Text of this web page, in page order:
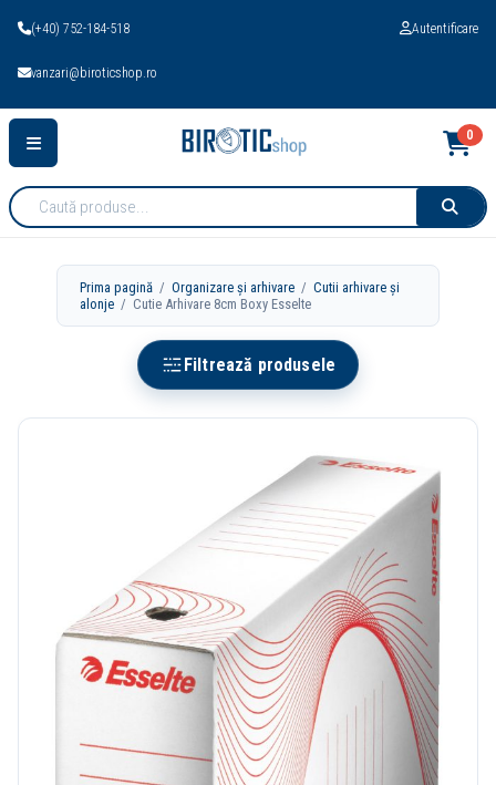
(+40) 752-184-518
vanzari@biroticshop.ro
Autentificare
Cauta
produse:
0
Prima pagină /Organizare și arhivare /Cutii arhivare și
alonje / Cutie Arhivare 8cm Boxy Esselte
Filtrează produsele